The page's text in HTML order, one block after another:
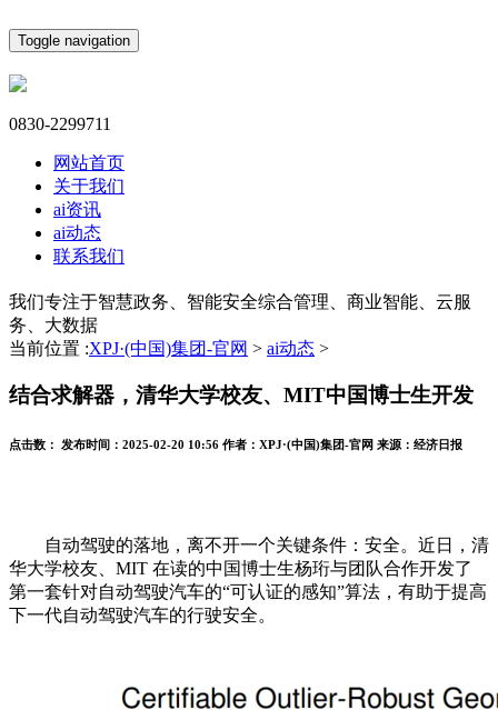
Toggle navigation
0830-2299711
网站首页
关于我们
ai资讯
ai动态
联系我们
我们专注于智慧政务、智能安全综合管理、商业智能、云服
务、大数据
当前位置 :XPJ·(中国)集团-官网 > ai动态 >
结合求解器，清华大学校友、MIT中国博士生开发
点击数： 发布时间： 2025-02-20 10:56 作者： XPJ·(中国)集团-官网 来源： 经济日报
自动驾驶的落地，离不开一个关键条件：安全。近日，清
华大学校友、MIT 在读的中国博士生杨珩与团队合作开发了
第一套针对自动驾驶汽车的“可认证的感知”算法，有助于提高
下一代自动驾驶汽车的行驶安全。